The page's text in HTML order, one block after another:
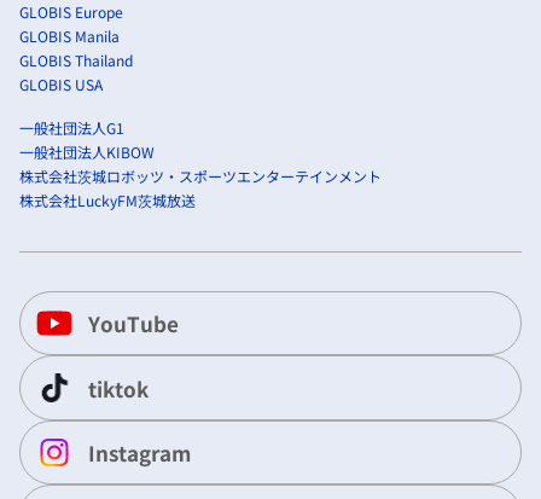
GLOBIS Europe
GLOBIS Manila
GLOBIS Thailand
GLOBIS USA
一般社団法人G1
一般社団法人KIBOW
株式会社茨城ロボッツ・スポーツエンターテインメント
株式会社LuckyFM茨城放送
YouTube
tiktok
Instagram